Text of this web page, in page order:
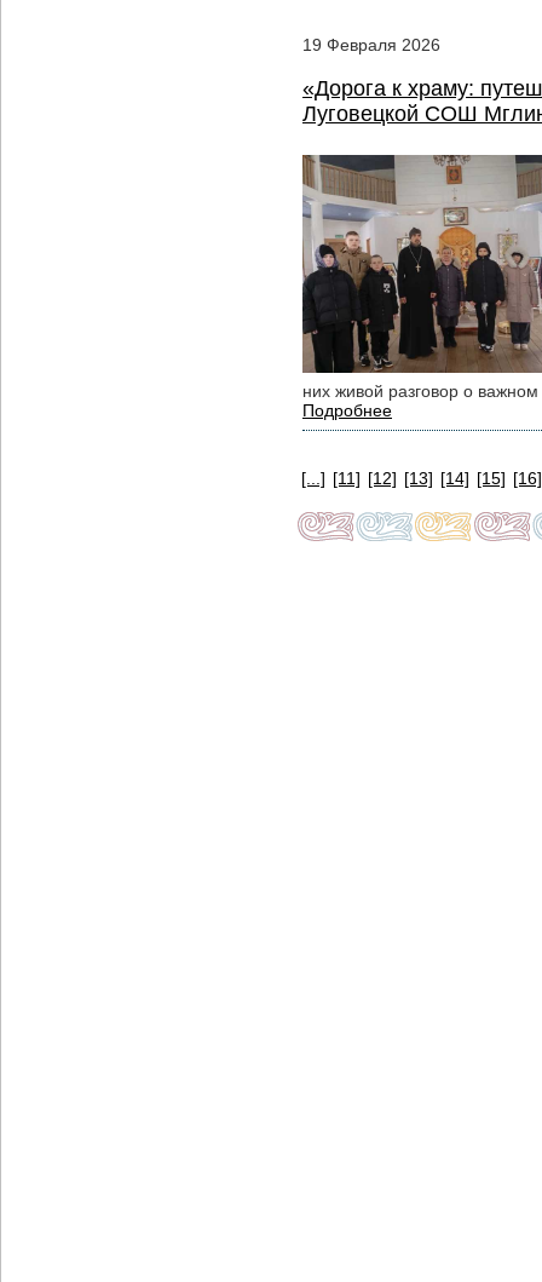
19 Февраля 2026
«Дорога к храму:
Луговецкой СОШ
них живой разговор о
Подробнее
[...] [11] [12] [13] [14] [15] [16]